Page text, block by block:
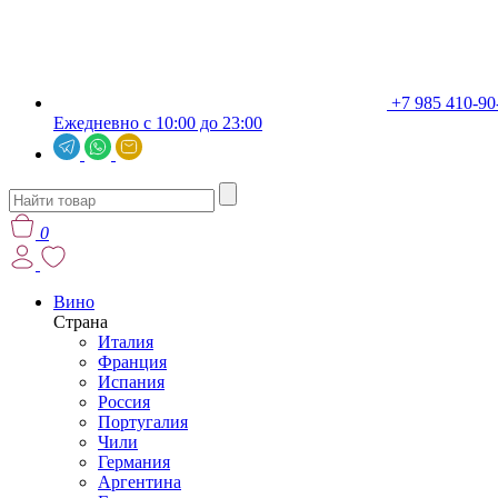
+7 985 410-
Ежедневно с 10:00 до 23:00
0
Вино
Страна
Италия
Франция
Испания
Россия
Португалия
Чили
Германия
Аргентина